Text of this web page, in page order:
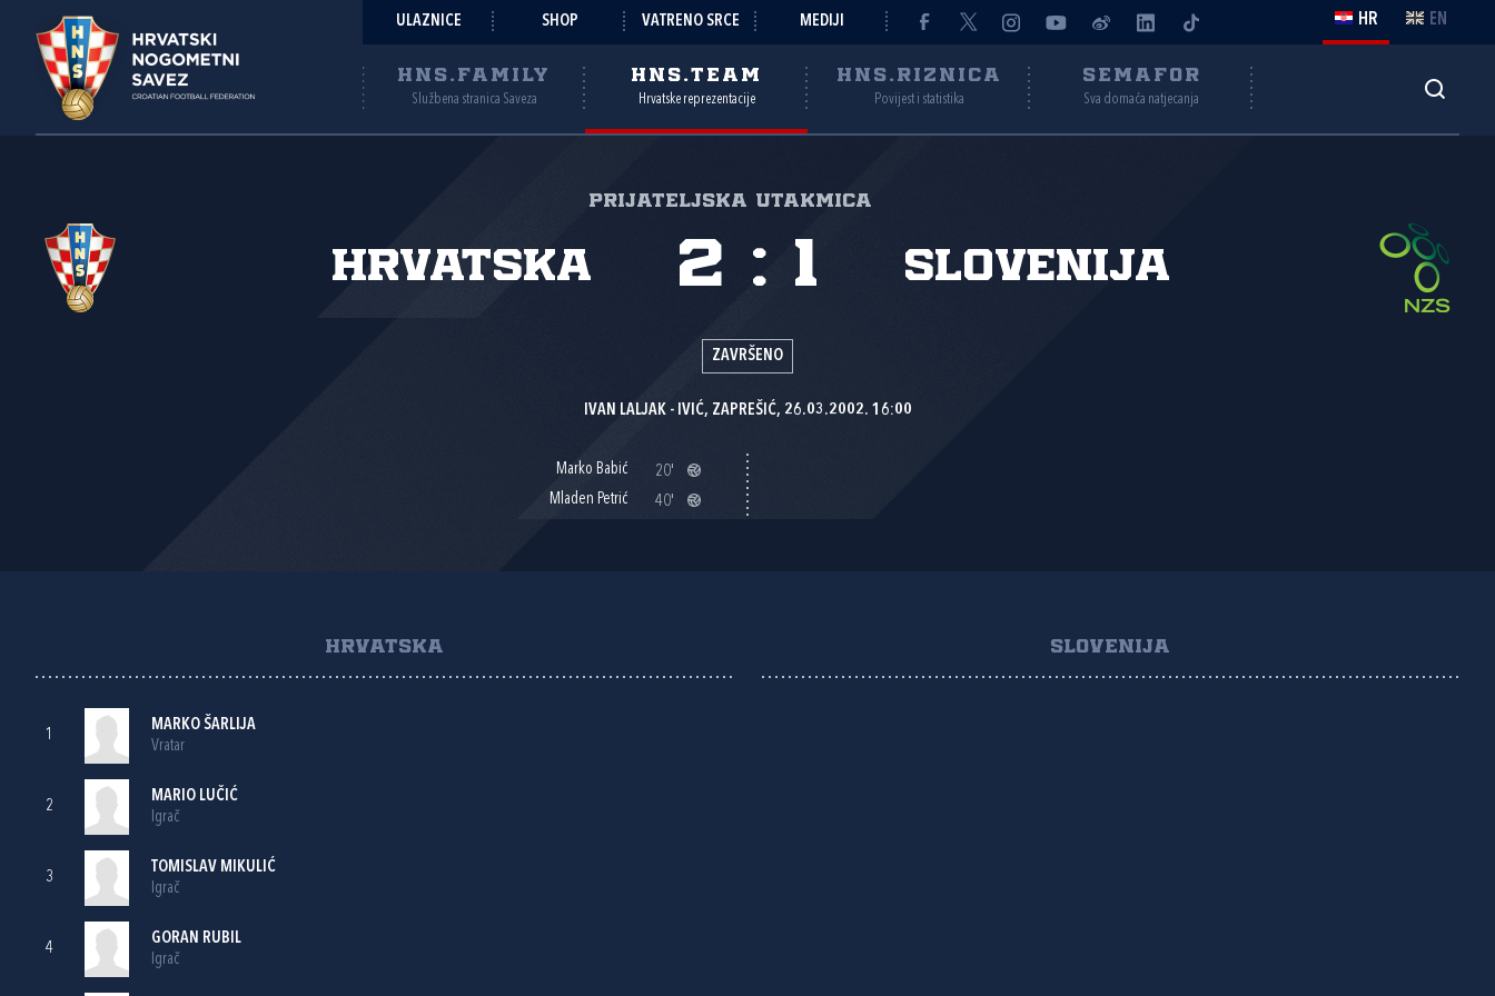
ULAZNICE SHOP VATRENO SRCE MEDIJI HR EN
HNS.FAMILY
Službena stranica Saveza
HNS.TEAM
Hrvatske reprezentacije
HNS.RIZNICA
Povijest i statistika
SEMAFOR
Sva domaća natjecanja
Prijateljska utakmica
Hrvatska Slovenija
2 : 1
ZAVRŠENO
IVAN LALJAK - IVIĆ, ZAPREŠIĆ, 26.03.2002. 16:00
Marko Babić
20'
Mladen Petrić
40'
HRVATSKA
1
MARKO ŠARLIJA
Vratar
2
MARIO LUČIĆ
Igrač
3
TOMISLAV MIKULIĆ
Igrač
4
GORAN RUBIL
Igrač
SLOVENIJA